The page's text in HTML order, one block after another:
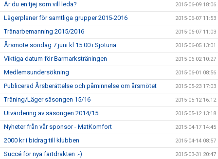
Är du en tjej som vill leda? 2015-06-09 18:06
Lägerplaner för samtliga grupper 2015-2016 2015-06-07 11:53
Tränarbemanning 2015/2016 2015-06-07 11:03
Årsmöte söndag 7 juni kl 15.00 i Sjötuna 2015-06-05 13:01
Viktiga datum för Barmarksträningen 2015-06-02 10:27
Medlemsundersökning 2015-06-01 08:56
Publicerad Årsberättelse och påminnelse om årsmötet 2015-05-23 17:03
Träning/Läger säsongen 15/16 2015-05-12 16:12
Utvärdering av säsongen 2014/15 2015-05-12 13:18
Nyheter från vår sponsor - MatKomfort 2015-04-17 14:45
2000 kr i bidrag till klubben 2015-04-14 08:57
Succé för nya fartdräkten :-) 2015-03-31 20:47